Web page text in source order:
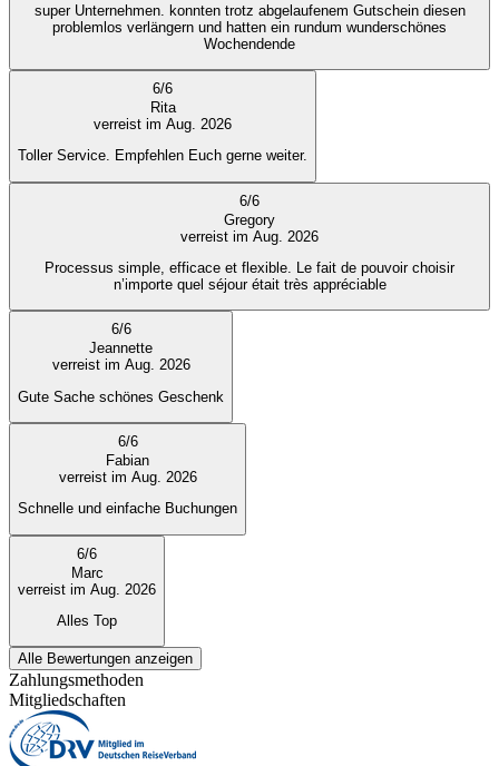
super Unternehmen. konnten trotz abgelaufenem Gutschein diesen
problemlos verlängern und hatten ein rundum wunderschönes
Wochendende
6/6
Rita
verreist im Aug. 2026
Toller Service. Empfehlen Euch gerne weiter.
6/6
Gregory
verreist im Aug. 2026
Processus simple, efficace et flexible. Le fait de pouvoir choisir
n’importe quel séjour était très appréciable
6/6
Jeannette
verreist im Aug. 2026
Gute Sache schönes Geschenk
6/6
Fabian
verreist im Aug. 2026
Schnelle und einfache Buchungen
6/6
Marc
verreist im Aug. 2026
Alles Top
Alle Bewertungen anzeigen
Zahlungsmethoden
Mitgliedschaften